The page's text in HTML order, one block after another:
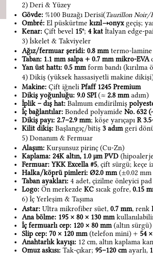
2) Deri & Yüzey
Gövde: %100 Buzağı Derisi(Taurillon Noir/
Ombré: El püskürtme kızıl→onyxgeçiş;
Kenar: Çift bevel 15°; 4 kat İtalyan edge-
3) İskelet & Takviyeler
Ağız/fermuar şeridi: 0.8 mmtermo-
Taban: 1.1 mm salpa + 0.7 mm mikro-EVA
Yan üst hattı: 0.5 mmform bandı (kırılma
4) Dikiş (yüksek hassasiyetli makine
Makine: Çift iğneli Pfaff 1245 Premium
Dikiş yoğunluğu: 9.0 SPI(≈ 2.8 mmadım)
İplik – dış hat: Balmum emdirilmiş
İç bağlantılar: Bonded polyamide No. 632
Dikiş payı: 2.7–2.9 mm; köşe yarıçapı R
Kilit dikiş: Başlangıç/bitiş 3 adımgeri
5) Donanım & Fermuar
Alaşım: Kurşunsuz pirinç (Cu-Zn)
Kaplama: 24K altın, 1.0 μm PVD
Fermuar: YKK Excella #5, çift sürgü; keçe
Halka/köprü pimleri: Ø2.0 mm(±0.02 mm
Taban ayakları: 4 adet, çizilme önleyici pad
Logo: Ön merkezde KC sıcak gofre, 0.15
6) İç Yerleşim & Taşıma
Astar: Ultra mikrofiber süet, 0.7 mm, renk
Ana bölme: 195 × 80 × 130 mm
İç fermuarlı cep: 120 × 80 mm(altın sürgü)
Slip cep: 70 × 120 mm(telefon mini) + 54
Anahtarlık kayışı: 12 cm, altın kaplama
Omuz askısı: Tak-çıkar; 95–120 cmayarlı,